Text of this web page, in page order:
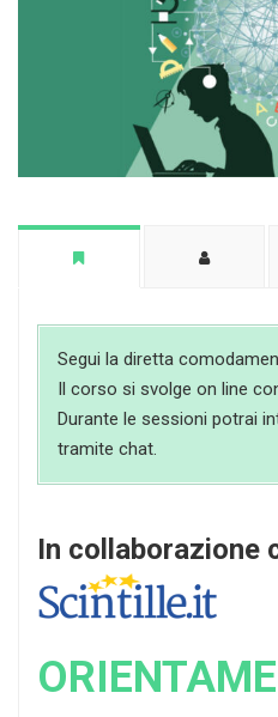
Segui la diretta
Il corso si svolge on line
Durante le sessioni potrai
tramite chat.
In collaborazione